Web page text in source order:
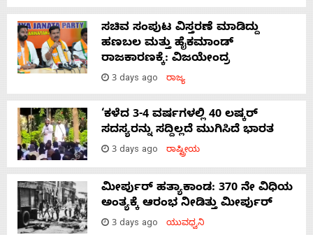
ಸಚಿವ ಸಂಪುಟ ವಿಸ್ತರಣೆ ಮಾಡಿದ್ದು
ಹಣಬಲ ಮತ್ತು ಹೈಕಮಾಂಡ್
ರಾಜಕಾರಣಕ್ಕೆ: ವಿಜಯೇಂದ್ರ
3 days ago ರಾಜ್ಯ
‘ಕಳೆದ 3-4 ವರ್ಷಗಳಲ್ಲಿ 40 ಲಷ್ಕರ್
ಸದಸ್ಯರನ್ನು ಸದ್ದಿಲ್ಲದೆ ಮುಗಿಸಿದೆ ಭಾರತ
3 days ago ರಾಷ್ಟ್ರೀಯ
ಮೀರ್ಪುರ್ ಹತ್ಯಾಕಾಂಡ: 370 ನೇ ವಿಧಿಯ
ಅಂತ್ಯಕ್ಕೆ ಆರಂಭ ನೀಡಿತ್ತು ಮೀರ್ಪುರ್
3 days ago ಯುವಧ್ವನಿ